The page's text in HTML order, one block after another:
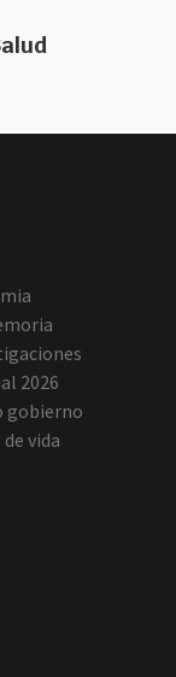
2026
gobierno
vida